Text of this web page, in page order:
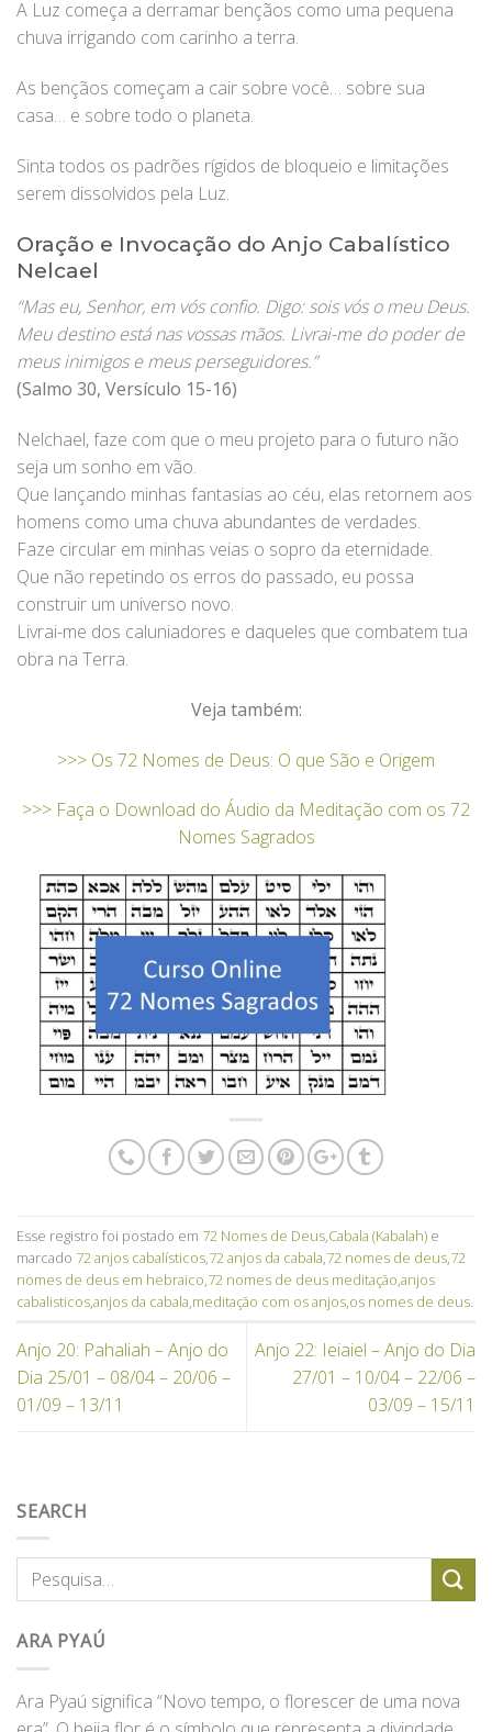
A Luz começa a derramar bençãos como uma pequena
chuva irrigando com carinho a terra.
As bençãos começam a cair sobre você… sobre sua
casa… e sobre todo o planeta.
Sinta todos os padrões rígidos de bloqueio e limitações
serem dissolvidos pela Luz.
Oração e Invocação do Anjo Cabalístico
Nelcael
“Mas eu, Senhor, em vós confio. Digo: sois vós o meu Deus.
Meu destino está nas vossas mãos. Livrai-me do poder de
meus inimigos e meus perseguidores.”
(Salmo 30, Versículo 15-16)
Nelchael, faze com que o meu projeto para o futuro não
seja um sonho em vão.
Que lançando minhas fantasias ao céu, elas retornem aos
homens como uma chuva abundantes de verdades.
Faze circular em minhas veias o sopro da eternidade.
Que não repetindo os erros do passado, eu possa
construir um universo novo.
Livrai-me dos caluniadores e daqueles que combatem tua
obra na Terra.
Veja também:
>>> Os 72 Nomes de Deus: O que São e Origem
>>> Faça o Download do Áudio da Meditação com os 72
Nomes Sagrados
Esse registro foi postado em 72 Nomes de Deus,Cabala (Kabalah) e
marcado 72 anjos cabalísticos,72 anjos da cabala,72 nomes de deus,72
nomes de deus em hebraico,72 nomes de deus meditação,anjos
cabalisticos,anjos da cabala,meditação com os anjos,os nomes de deus.
Anjo 20: Pahaliah – Anjo do
Dia 25/01 – 08/04 – 20/06 –
01/09 – 13/11
Anjo 22: Ieiaiel – Anjo do Dia
27/01 – 10/04 – 22/06 –
03/09 – 15/11
SEARCH
ARA PYAÚ
Ara Pyaú significa “Novo tempo, o florescer de uma nova